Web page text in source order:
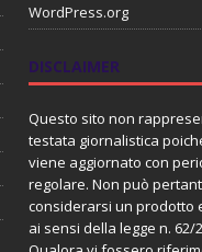
WordPress.org
DISCLAIMER
Questo sito non
testata giornalistica
viene aggiornato con
regolare. Non può
considerarsi un prodotto
ai sensi della legge n. 62/